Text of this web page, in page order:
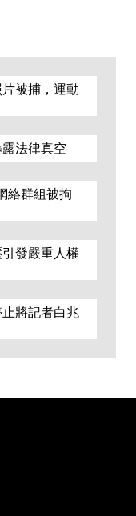
被捕，運動
法律真空
絡群組被拘
發嚴重人權
將記者白兆